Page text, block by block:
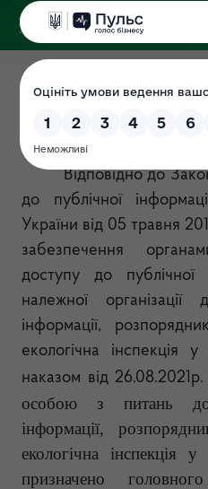
у
Відповідальні
Відповідно до
до публічної
України від 05 травня
забезпечення
доступу до публічної
належної
інформації,
екологічна інспекція
наказом від
особою з питань
інформації,
екологічна інспекція
призначено